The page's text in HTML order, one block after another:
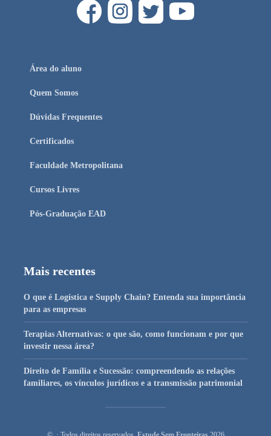
Área do aluno
Quem Somos
Dúvidas Frequentes
Certificados
Faculdade Metropolitana
Cursos Livres
Pós-Graduação EAD
Mais recentes
O que é Logística e Supply Chain? Entenda sua importância
para as empresas
Terapias Alternativas: o que são, como funcionam e por que
investir nessa área?
Direito de Família e Sucessão: compreendendo as relações
familiares, os vínculos jurídicos e a transmissão patrimonial